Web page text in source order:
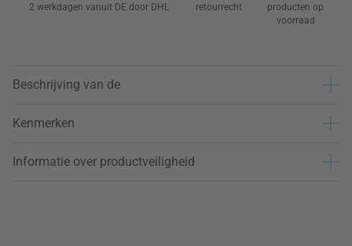
2 werkdagen vanuit DE door DHL
retourrecht
producten op
voorraad
Beschrijving van de
Kenmerken
Informatie over productveiligheid